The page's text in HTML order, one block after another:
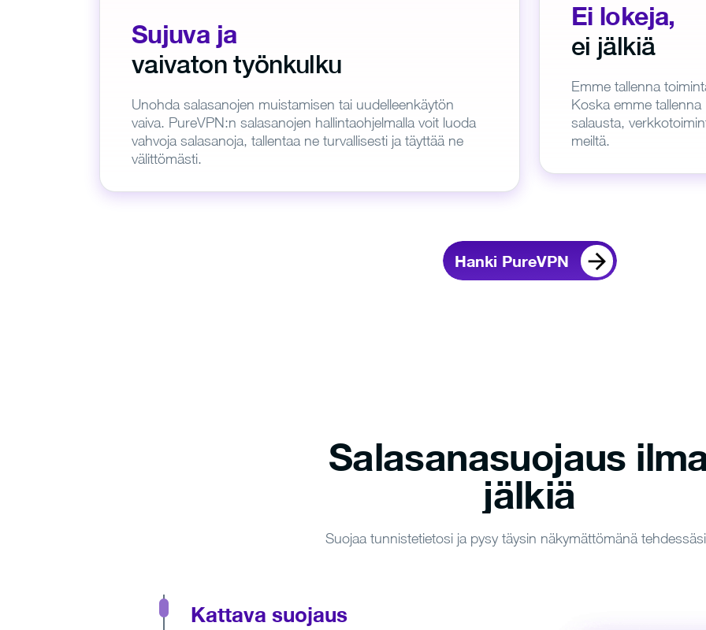
Sujuva ja
vaivaton työnkulku
Unohda salasanojen muistamisen tai uudelleenkäytön
vaiva. PureVPN:n salasanojen hallintaohjelmalla voit luoda
vahvoja salasanoja, tallentaa ne turvallisesti ja täyttää ne
välittömästi.
Ei lokeja,
ei jälkiä
Emme tallenna
Koska emme
salausta,
meiltä.
Hanki PureVPN
Salasanasuojaus
jälkiä
Suojaa tunnistetietosi ja pysy täysin näkymättömänä
Kattava suojaus